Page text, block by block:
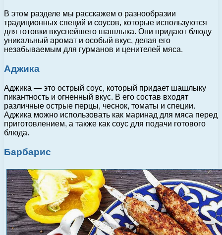
В этом разделе мы расскажем о разнообразии
традиционных специй и соусов, которые используются
для готовки вкуснейшего шашлыка. Они придают блюду
уникальный аромат и особый вкус, делая его
незабываемым для гурманов и ценителей мяса.
Аджика
Аджика — это острый соус, который придает шашлыку
пикантность и огненный вкус. В его состав входят
различные острые перцы, чеснок, томаты и специи.
Аджика можно использовать как маринад для мяса перед
приготовлением, а также как соус для подачи готового
блюда.
Барбарис